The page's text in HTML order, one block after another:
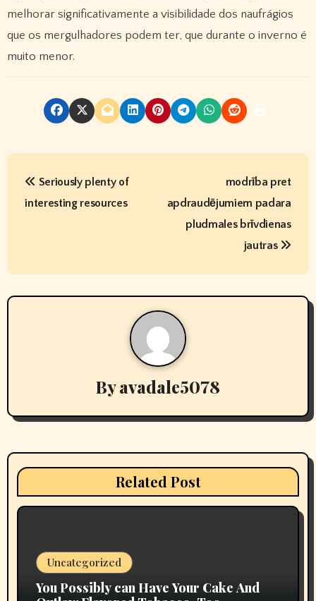
melhorar significativamente a visibilidade dos naufrágios
que os mergulhadores podem ter, que durante o inverno é
muito menor.
P
n
a
a
t
o
Seriously plenty of
interesting resources
modrība pret
apdraudējumiem padara
pludmales brīvdienas
jautras
Byavadale5078
Related Post
Uncategorized
You Possibly can Have Your Cake And